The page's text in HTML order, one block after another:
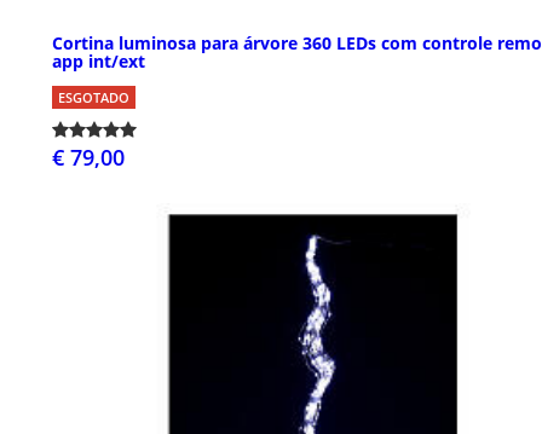
Cortina luminosa para árvore 360 LEDs com controle
app int/ext
ESGOTADO
€ 79,00